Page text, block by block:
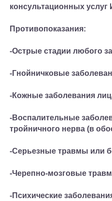
консультационных услуг
Противопоказания:
-Острые стадии любого
-Гнойничковые
-Кожные заболевания
-Воспалительные
тройничного нерва (в
-Серьезные травмы или
-Черепно-мозговые
-Психические